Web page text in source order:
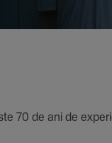
de ani de